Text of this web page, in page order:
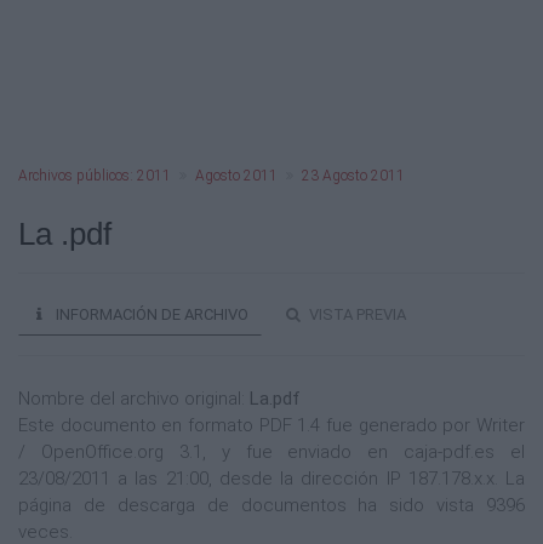
Archivos públicos: 2011 Agosto 2011 23 Agosto 2011
La .pdf
INFORMACIÓN DE ARCHIVO VISTA PREVIA
Nombre del archivo original: La.pdf
Este documento en formato PDF 1.4 fue generado por Writer
/ OpenOffice.org 3.1, y fue enviado en caja-pdf.es el
23/08/2011 a las 21:00, desde la dirección IP 187.178.x.x. La
página de descarga de documentos ha sido vista 9396
veces.